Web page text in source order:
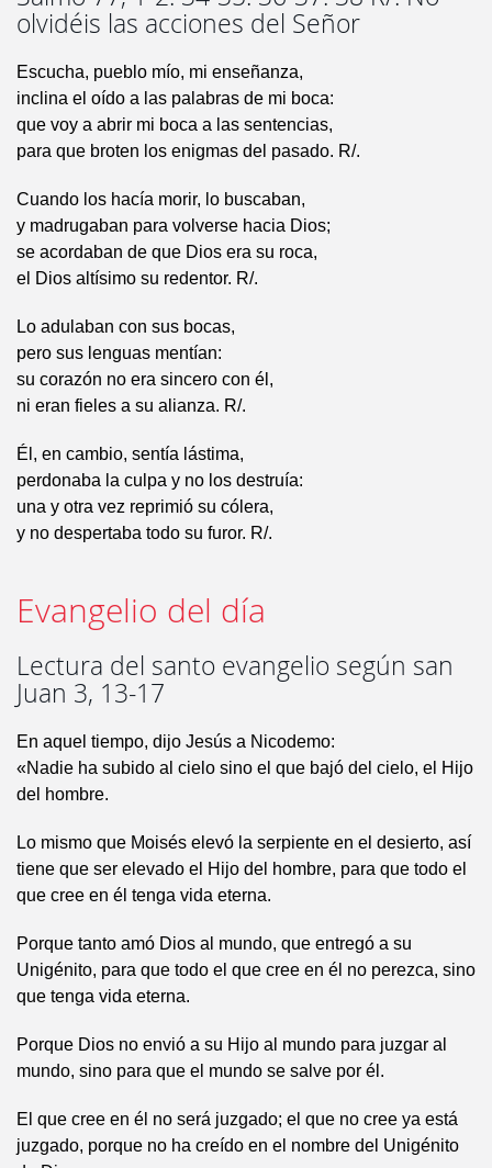
olvidéis las acciones del Señor
Escucha, pueblo mío, mi enseñanza,
inclina el oído a las palabras de mi boca:
que voy a abrir mi boca a las sentencias,
para que broten los enigmas del pasado. R/.
Cuando los hacía morir, lo buscaban,
y madrugaban para volverse hacia Dios;
se acordaban de que Dios era su roca,
el Dios altísimo su redentor. R/.
Lo adulaban con sus bocas,
pero sus lenguas mentían:
su corazón no era sincero con él,
ni eran fieles a su alianza. R/.
Él, en cambio, sentía lástima,
perdonaba la culpa y no los destruía:
una y otra vez reprimió su cólera,
y no despertaba todo su furor. R/.
Evangelio del día
Lectura del santo evangelio según san
Juan 3, 13-17
En aquel tiempo, dijo Jesús a Nicodemo:
«Nadie ha subido al cielo sino el que bajó del cielo, el Hijo
del hombre.
Lo mismo que Moisés elevó la serpiente en el desierto, así
tiene que ser elevado el Hijo del hombre, para que todo el
que cree en él tenga vida eterna.
Porque tanto amó Dios al mundo, que entregó a su
Unigénito, para que todo el que cree en él no perezca, sino
que tenga vida eterna.
Porque Dios no envió a su Hijo al mundo para juzgar al
mundo, sino para que el mundo se salve por él.
El que cree en él no será juzgado; el que no cree ya está
juzgado, porque no ha creído en el nombre del Unigénito